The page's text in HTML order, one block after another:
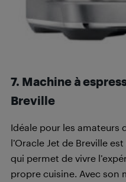
7. Machine à
Breville
Idéale pour les amateurs
l’Oracle Jet de Breville
qui permet de vivre
propre cuisine. Avec son